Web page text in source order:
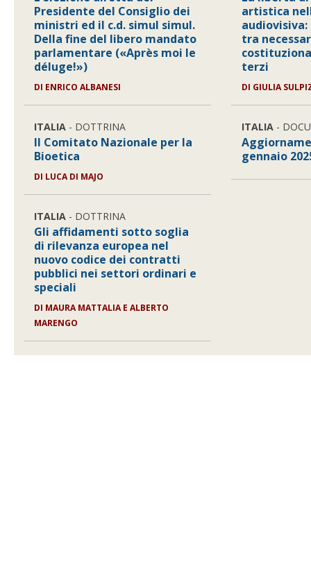
Presidente del Consiglio dei
ministri ed il c.d. simul simul.
Della fine del libero mandato
parlamentare («Après moi le
déluge!»)
DI ENRICO ALBANESI
ITALIA - DOTTRINA
Il Comitato Nazionale per la
Bioetica
DI LUCA DI MAJO
ITALIA - DOTTRINA
Gli affidamenti sotto soglia
di rilevanza europea nel
nuovo codice dei contratti
pubblici nei settori ordinari e
speciali
DI MAURA MATTALIA E ALBERTO
MARENGO
artistica
tra
terzi
DI GIULIA
ITALIA -
gennaio